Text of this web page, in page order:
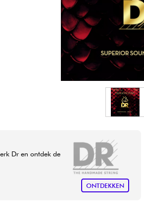
Dr en ontdek de
ONTDEKKEN